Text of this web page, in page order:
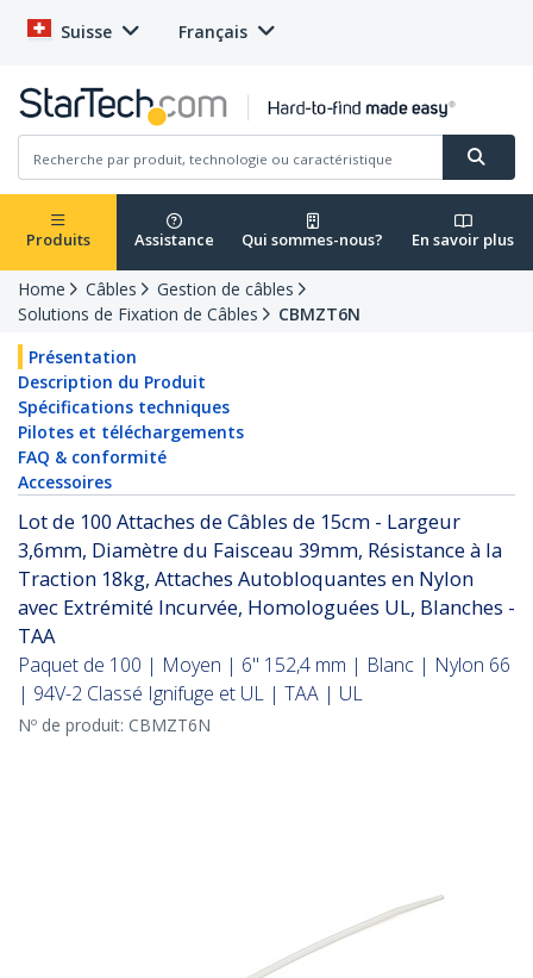
Suisse Français
Produits Assistance Qui sommes-nous? En savoir plus
Home Câbles
Gestion de câbles
Solutions de Fixation de Câbles
CBMZT6N
Présentation
Description du Produit
Spécifications techniques
Pilotes et téléchargements
FAQ & conformité
Accessoires
Lot de 100 Attaches de Câbles de 15cm - Largeur
3,6mm, Diamètre du Faisceau 39mm, Résistance à la
Traction 18kg, Attaches Autobloquantes en Nylon
avec Extrémité Incurvée, Homologuées UL, Blanches -
TAA
Paquet de 100 | Moyen | 6" 152,4 mm | Blanc | Nylon 66
| 94V-2 Classé Ignifuge et UL | TAA | UL
Nº de produit: CBMZT6N